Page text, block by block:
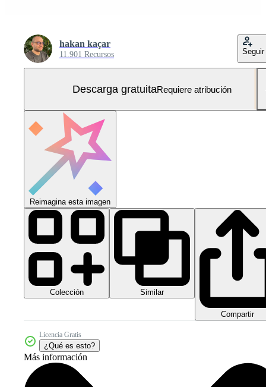
hakan kaçar
11.901 Recursos Seguir
Descarga gratuitaRequiere atribución
Reimagina esta imagen
Colección Similar
Compartir
Licencia Gratis
¿Qué es esto?
Más información